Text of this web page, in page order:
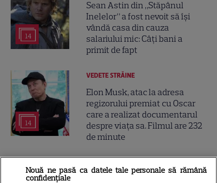
14
Sean Astin din „Stăpânul
Inelelor” a fost nevoit să își
vândă casa din cauza
salariului mic: Câți bani a
primit de fapt
14
VEDETE STRĂINE
Elon Musk, atac la adresa
regizorului premiat cu Oscar
care a realizat documentarul
despre viața sa. Filmul are 232
de minute
Nouă ne pasă ca datele tale personale să rămână
confidențiale